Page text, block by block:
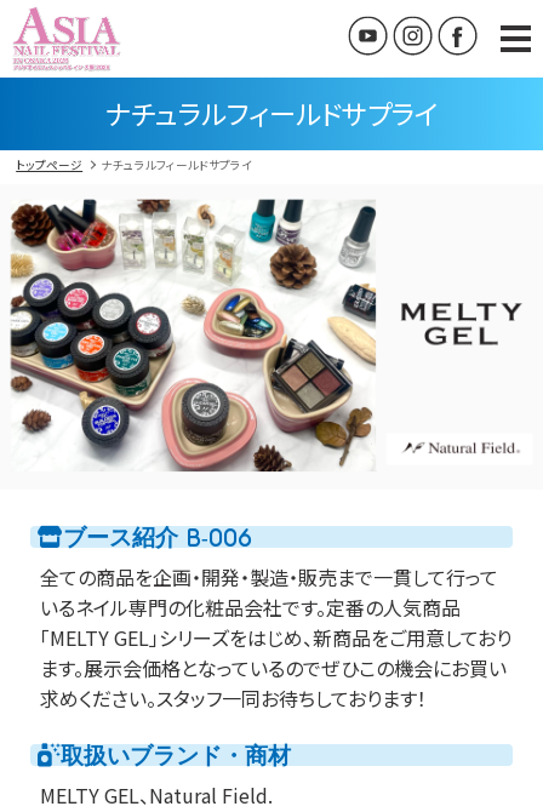
ナチュラルフィールドサプライ
トップページ ナチュラルフィールドサプライ
ブース紹介 B-006
全ての商品を企画・開発・製造・販売まで一貫して行って
いるネイル専門の化粧品会社です。定番の人気商品
「MELTY GEL」シリーズをはじめ、新商品をご用意しており
ます。展示会価格となっているのでぜひこの機会にお買い
求めください。スタッフ一同お待ちしております！
取扱いブランド・商材
MELTY GEL、Natural Field.